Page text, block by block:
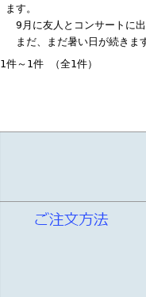
ます。
9月に友人とコンサートに
まだ、まだ暑い日が続きま
1件～1件 （全1件）